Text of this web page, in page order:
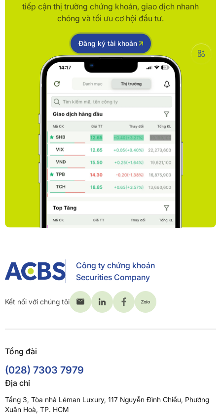
tiếp cận thị trường chứng khoán, giao dịch nhanh
chóng và tối ưu cơ hội đầu tư.
Đăng ký tài khoản
Công ty chứng khoán
Securities Company
Kết nối với chúng tôi
Tổng đài
(028) 7303 7979
Địa chỉ
Tầng 3, Tòa nhà Léman Luxury, 117 Nguyễn Đình Chiểu, Phường
Xuân Hoà, TP. HCM